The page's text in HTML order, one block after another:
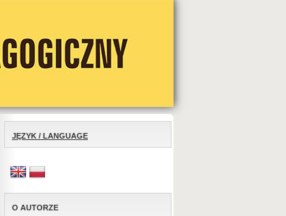
JĘZYK / LANGUAGE
O AUTORZE